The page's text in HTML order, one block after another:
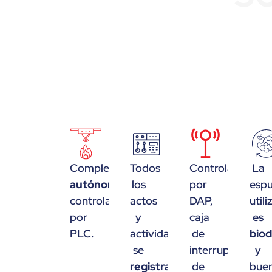
Completo
autónomo
controlado
por
PLC.
Todos
los
actos
y
actividades
se
registrado
Controlado
por
DAP,
caja
de
interruptores
de
La
es
y